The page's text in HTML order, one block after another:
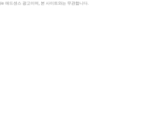
애드센스 광고이며, 본 사이트와는 무관합니다.